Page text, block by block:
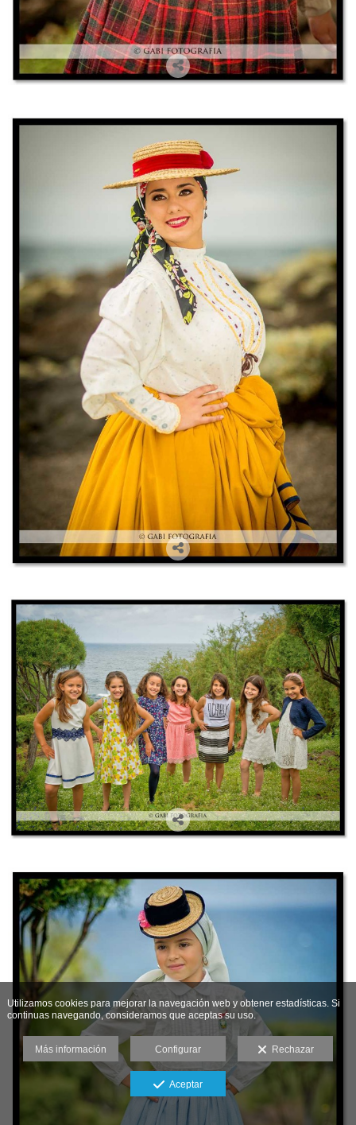
Utilizamos cookies para mejorar la navegación web y obtener estadísticas. Si
continuas navegando, consideramos que aceptas su uso.
Más información Configurar Rechazar
Aceptar